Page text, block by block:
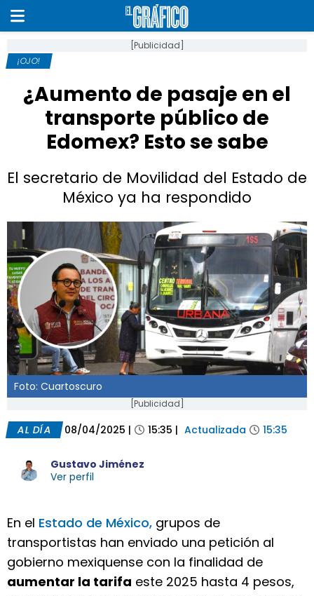
[Publicidad]
¡OJO!
¿Aumento de pasaje en el
transporte público de
Edomex? Esto se sabe
El secretario de Movilidad del Estado de
México ya ha respondido
Foto: Cuartoscuro
[Publicidad]
AL DÍA 08/04/2025 | 15:35 | Actualizada 15:35
Gustavo Jiménez
Ver perfil
En el Estado de México, grupos de
transportistas han enviado una petición al
gobierno mexiquense con la finalidad de
aumentar la tarifa este 2025 hasta 4 pesos,